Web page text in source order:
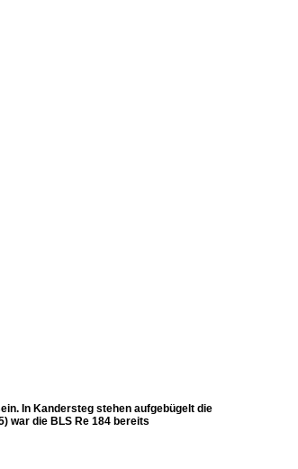
In Kandersteg stehen aufgebügelt die
war die BLS Re 184 bereits